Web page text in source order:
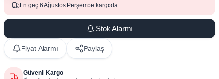
En geç 6 Ağustos Perşembe kargoda
Stok Alarmı
Fiyat Alarmı Paylaş
Güvenli Kargo